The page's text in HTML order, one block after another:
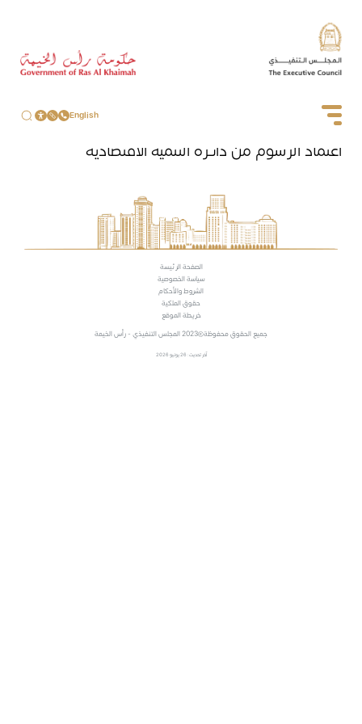
English
اعتماد الرسوم من دائرة التنمية الاقتصادية
الصفحة الرئيسة
سياسة الخصوصية
الشروط والأحكام
حقوق الملكية
خريطة الموقع
جميع الحقوق محفوظة 2023 المجلس التنفيذي - رأس الخيمة
آخر تحديث: 26 يونيو 2026